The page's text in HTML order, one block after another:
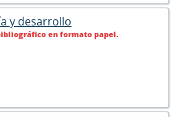
y desarrollo
en formato papel.